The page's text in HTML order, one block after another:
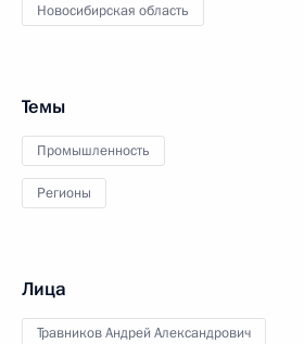
Новосибирская область
Темы
Промышленность
Регионы
Лица
Травников Андрей Александрович